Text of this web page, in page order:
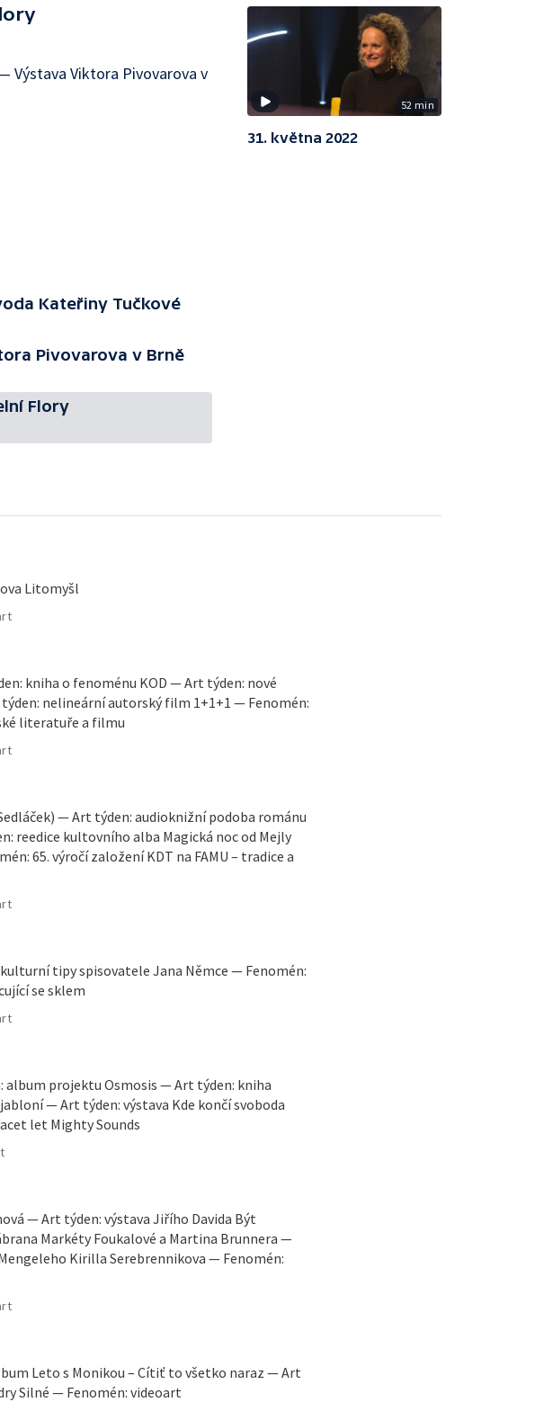
Výstava Viktora Pivovarova v
Kateřiny Tučkové
Pivovarova v Brně
Flory
52 min
31. května 2022
Litomyšl
kniha o fenoménu KOD — Art týden: nové
nelineární autorský film 1+1+1 — Fenomén:
literatuře a filmu
— Art týden: audioknižní podoba románu
reedice kultovního alba Magická noc od Mejly
65. výročí založení KDT na FAMU – tradice a
tipy spisovatele Jana Němce — Fenomén:
se sklem
album projektu Osmosis — Art týden: kniha
— Art týden: výstava Kde končí svoboda
let Mighty Sounds
— Art týden: výstava Jiřího Davida Být
Markéty Foukalové a Martina Brunnera —
Kirilla Serebrennikova — Fenomén:
Leto s Monikou – Cítiť to všetko naraz — Art
Silné — Fenomén: videoart